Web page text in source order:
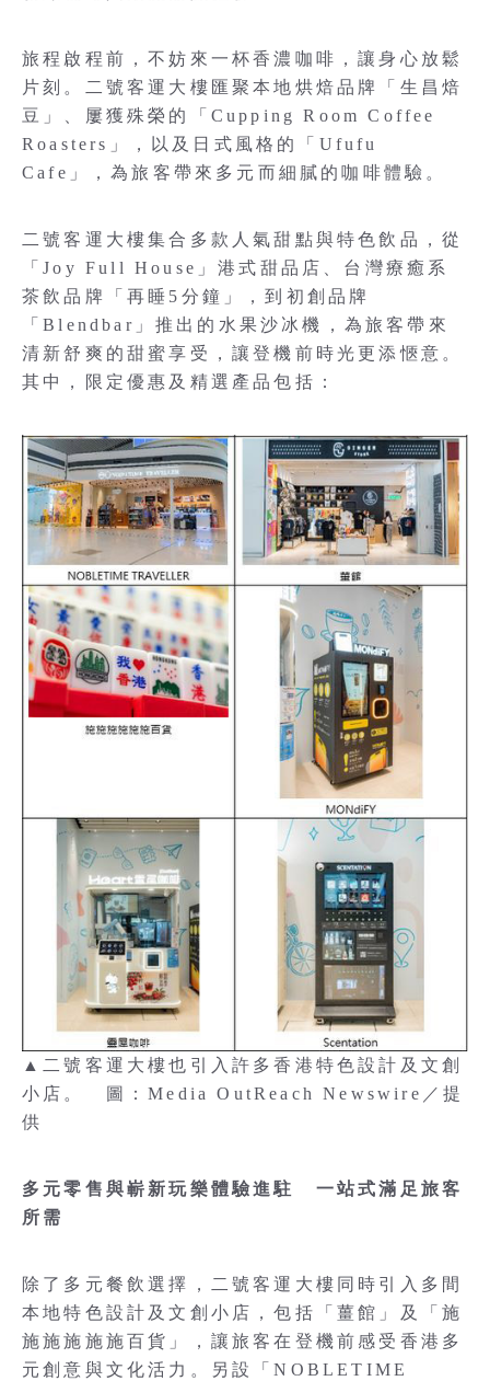
旅程啟程前，不妨來一杯香濃咖啡，讓身心放鬆
片刻。二號客運大樓匯聚本地烘焙品牌「生昌焙
豆」、屢獲殊榮的「Cupping Room Coffee
Roasters」，以及日式風格的「Ufufu
Cafe」，為旅客帶來多元而細膩的咖啡體驗。
二號客運大樓集合多款人氣甜點與特色飲品，從
「Joy Full House」港式甜品店、台灣療癒系
茶飲品牌「再睡5分鐘」，到初創品牌
「Blendbar」推出的水果沙冰機，為旅客帶來
清新舒爽的甜蜜享受，讓登機前時光更添愜意。
其中，限定優惠及精選產品包括：
▲二號客運大樓也引入許多香港特色設計及文創
小店。 圖：Media OutReach Newswire／提
供
多元零售與嶄新玩樂體驗進駐 一站式滿足旅客
所需
除了多元餐飲選擇，二號客運大樓同時引入多間
本地特色設計及文創小店，包括「薑館」及「施
施施施施施百貨」，讓旅客在登機前感受香港多
元創意與文化活力。另設「NOBLETIME